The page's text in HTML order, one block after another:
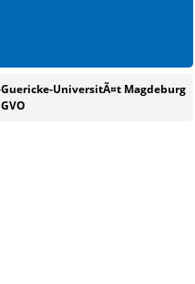
UniversitÃ¤t Magdeburg